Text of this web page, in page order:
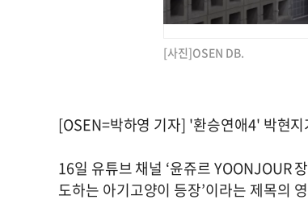
[사진]OSEN DB.
[OSEN=박하영 기자] '환승연애4' 박현
16일 유튜브 채널 ‘윤쥬르 YOONJOUR
도하는 아기고양이 등장’이라는 제목의